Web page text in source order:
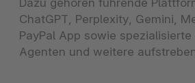
ChatGPT, Perplexity, Gemini,
PayPal App sowie
Agenten und weitere